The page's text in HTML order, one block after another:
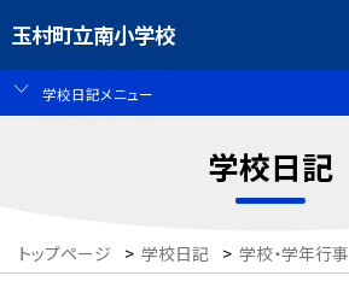
玉村町立南小学校
学校日記メニュー
学校日記
トップページ > 学校日記 > 学校・学年行事